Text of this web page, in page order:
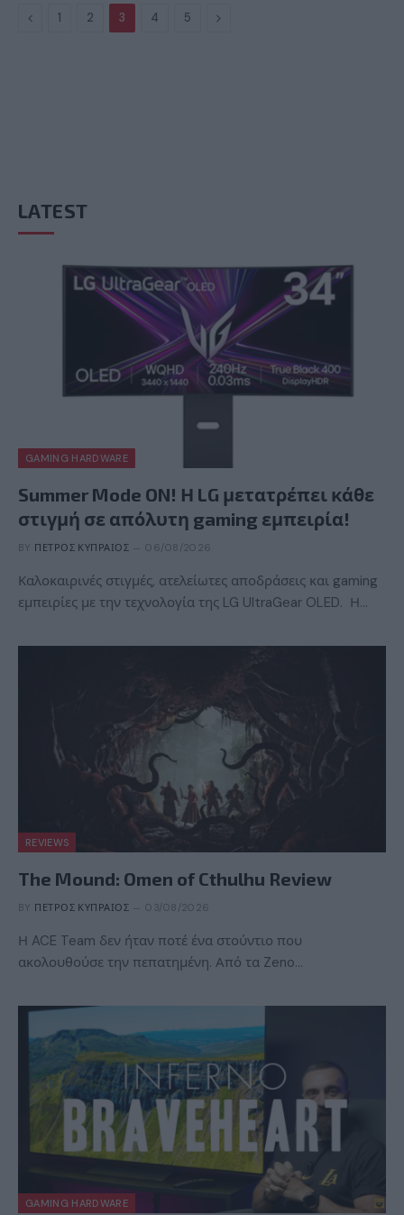
Previous
1 2 3 4 5 Next
LATEST
GAMING HARDWARE
Summer Mode ON! Η LG μετατρέπει κάθε
στιγμή σε απόλυτη gaming εμπειρία!
BY ΠΈΤΡΟΣ ΚΥΠΡΑΊΟΣ 06/08/2026
Καλοκαιρινές στιγμές, ατελείωτες αποδράσεις και gaming
εμπειρίες με την τεχνολογία της LG UltraGear OLED. Η…
REVIEWS
The Mound: Omen of Cthulhu Review
BY ΠΈΤΡΟΣ ΚΥΠΡΑΊΟΣ 03/08/2026
Η ACE Team δεν ήταν ποτέ ένα στούντιο που
ακολουθούσε την πεπατημένη. Από τα Zeno…
GAMING HARDWARE